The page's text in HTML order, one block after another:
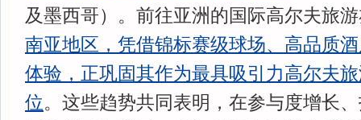
及墨西哥）。前往亚洲的国际高尔夫旅
南亚地区，凭借锦标赛级球场、高品质
体验，正巩固其作为最具吸引力高尔夫
位。这些趋势共同表明，在参与度增长